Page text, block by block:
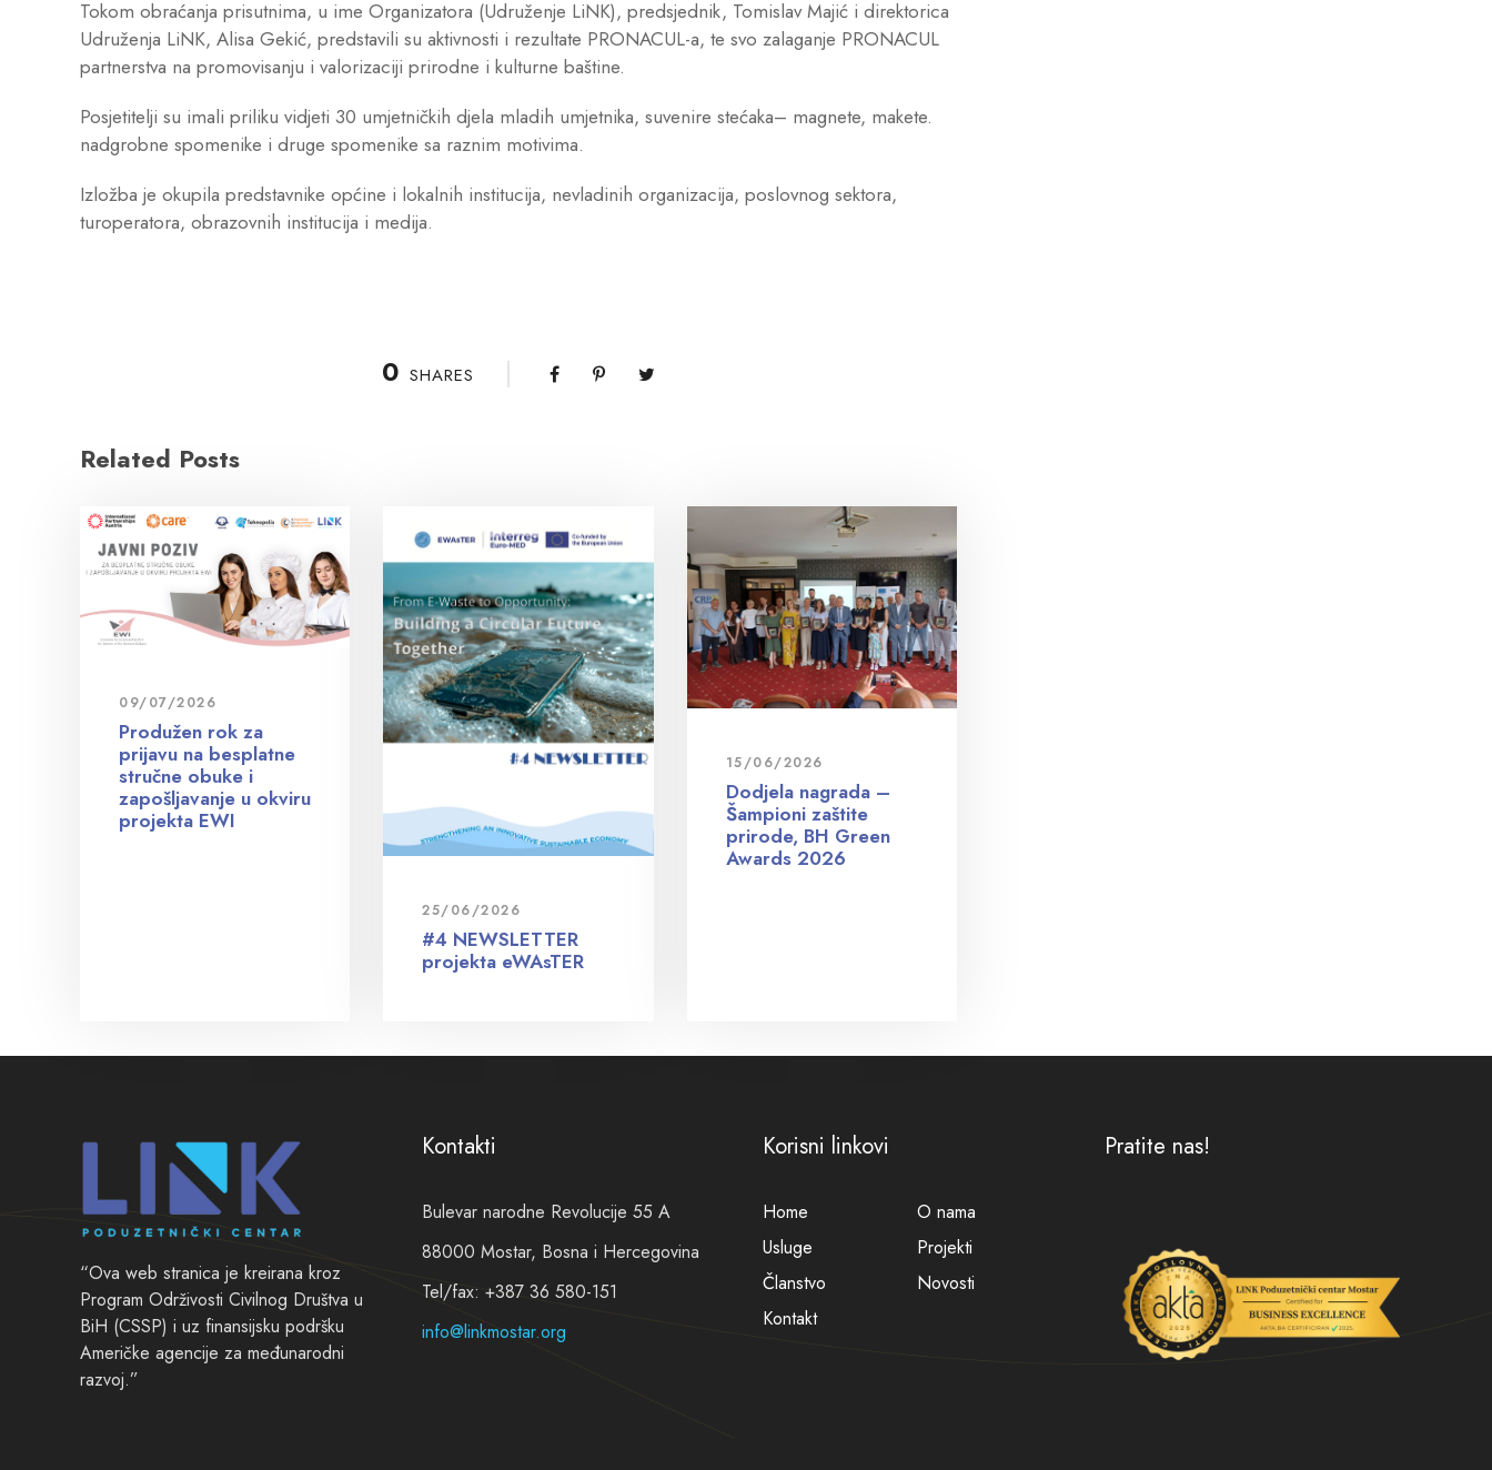
Tokom obraćanja prisutnima, u ime Organizatora (Udruženje LiNK), predsjednik, Tomislav Majić i direktorica
Udruženja LiNK, Alisa Gekić, predstavili su aktivnosti i rezultate PRONACUL-a, te svo zalaganje PRONACUL
partnerstva na promovisanju i valorizaciji prirodne i kulturne baštine.
Posjetitelji su imali priliku vidjeti 30 umjetničkih djela mladih umjetnika, suvenire stećaka– magnete, makete.
nadgrobne spomenike i druge spomenike sa raznim motivima.
Izložba je okupila predstavnike općine i lokalnih institucija, nevladinih organizacija, poslovnog sektora,
turoperatora, obrazovnih institucija i medija.
0 SHARES
Related Posts
09/07/2026
Produžen rok za
prijavu na besplatne
stručne obuke i
zapošljavanje u okviru
projekta EWI
25/06/2026
#4 NEWSLETTER
projekta eWAsTER
15/06/2026
Dodjela nagrada –
Šampioni zaštite
prirode, BH Green
Awards 2026
“Ova web stranica je kreirana kroz
Program Održivosti Civilnog Društva u
BiH (CSSP) i uz finansijsku podršku
Američke agencije za međunarodni
razvoj.”
Kontakti
Bulevar narodne Revolucije 55 A
88000 Mostar, Bosna i Hercegovina
Tel/fax: +387 36 580-151
info@linkmostar.org
Korisni linkovi
Home
O nama
Usluge
Projekti
Članstvo
Novosti
Kontakt
Pratite nas!